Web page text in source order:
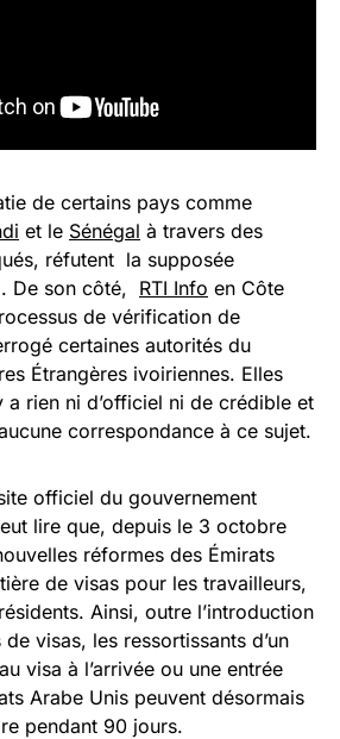
de certains pays comme
et le Sénégal à travers des
réfutent la supposée
De son côté, RTI Info en Côte
de vérification de
certaines autorités du
Étrangères ivoiriennes. Elles
a rien ni d’officiel ni de crédible et
correspondance à ce sujet.
officiel du gouvernement
lire que, depuis le 3 octobre
réformes des Émirats
de visas pour les travailleurs,
Ainsi, outre l’introduction
visas, les ressortissants d’un
visa à l’arrivée ou une entrée
Arabe Unis peuvent désormais
pendant 90 jours.